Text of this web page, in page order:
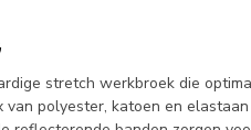
stretch werkbroek die
polyester, katoen en